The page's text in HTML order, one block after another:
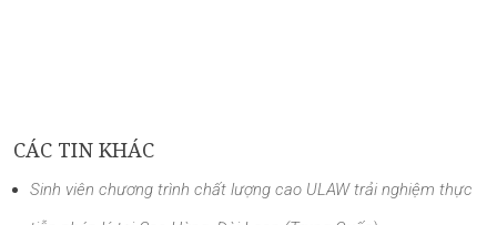
CÁC TIN KHÁC
Sinh viên chương trình chất lượng cao ULAW trải nghiệm thực